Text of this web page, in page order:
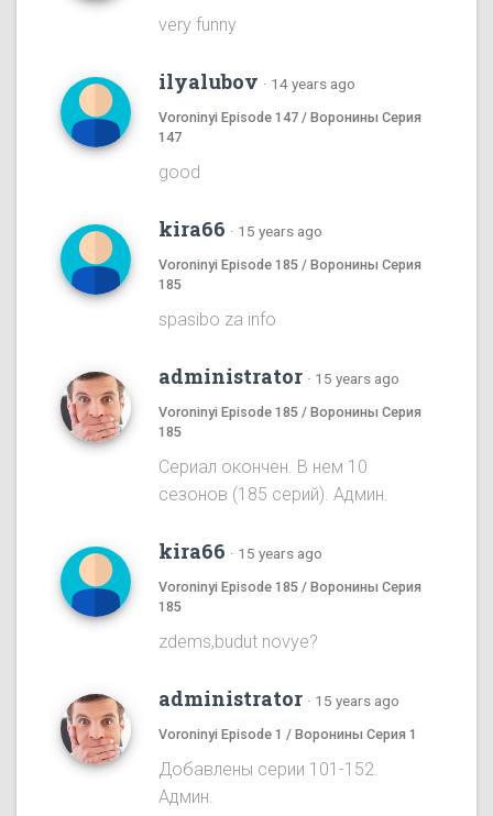
very funny
ilyalubov · 14 years ago
Voroninyi Episode 147 / Воронины Серия
147
good
kira66 · 15 years ago
Voroninyi Episode 185 / Воронины Серия
185
spasibo za info
administrator · 15 years ago
Voroninyi Episode 185 / Воронины Серия
185
Сериал окончен. В нем 10
сезонов (185 серий). Админ.
kira66 · 15 years ago
Voroninyi Episode 185 / Воронины Серия
185
zdems,budut novye?
administrator · 15 years ago
Voroninyi Episode 1 / Воронины Серия 1
Добавлены серии 101-152.
Админ.